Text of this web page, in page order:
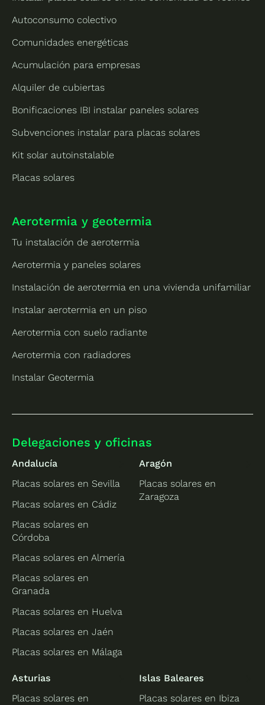
Autoconsumo colectivo
Comunidades energéticas
Acumulación para empresas
Alquiler de cubiertas
Bonificaciones IBI instalar paneles solares
Subvenciones instalar para placas solares
Kit solar autoinstalable
Placas solares
Aerotermia y geotermia
Tu instalación de aerotermia
Aerotermia y paneles solares
Instalación de aerotermia en una vivienda unifamiliar
Instalar aerotermia en un piso
Aerotermia con suelo radiante
Aerotermia con radiadores
Instalar Geotermia
Delegaciones y oficinas
Andalucía
Placas solares en Sevilla
Placas solares en Cádiz
Placas solares en
Córdoba
Placas solares en Almería
Placas solares en
Granada
Placas solares en Huelva
Placas solares en Jaén
Placas solares en Málaga
Aragón
Placas solares en
Zaragoza
Asturias
Placas solares en
Islas Baleares
Placas solares en Ibiza